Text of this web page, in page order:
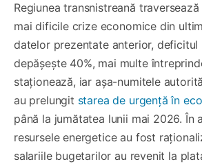
Regiunea transnistreană
mai dificile crize economice din
datelor prezentate anterior, deficitul
depășește 40%, mai multe
staționează, iar așa-numitele
au prelungit starea de urgență în
până la jumătatea lunii mai 2026. În
resursele energetice au fost
salariile bugetarilor au revenit la